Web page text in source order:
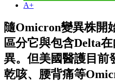
A+
隨Omicron變異株開
區分它與包含Delta
異。但美國醫護目前
乾咳、腰背痛等